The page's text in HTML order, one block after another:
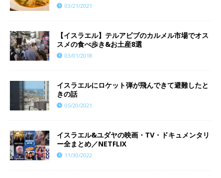
03/21/2021
【イスラエル】テルアビブのカルメル市場でオス
スメの食べ歩き&お土産8選
03/01/2018
イスラエルにロケット弾が飛んできて避難したと
きの話
05/20/2021
イスラエル&ユダヤの映画・TV・ドキュメンタリ
ー全まとめ／NETFLIX
11/30/2022